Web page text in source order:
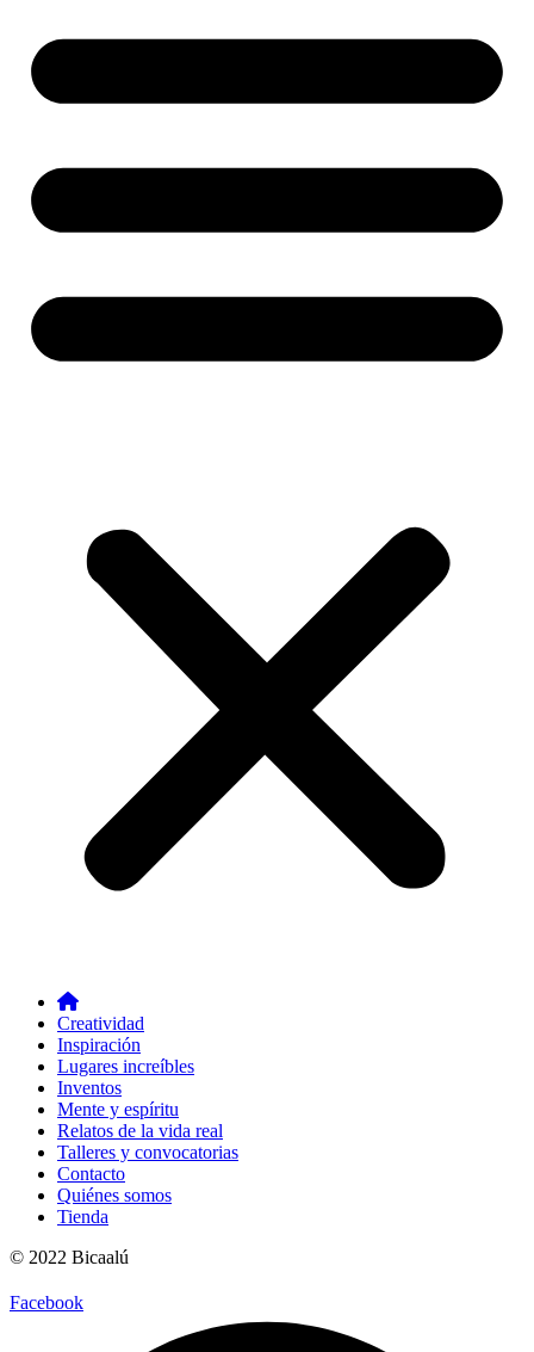
Creatividad
Inspiración
Lugares increíbles
Inventos
Mente y espíritu
Relatos de la vida real
Talleres y convocatorias
Contacto
Quiénes somos
Tienda
© 2022 Bicaalú
Facebook